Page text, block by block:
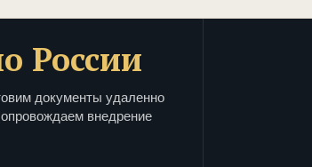
России
документы удаленно
внедрение